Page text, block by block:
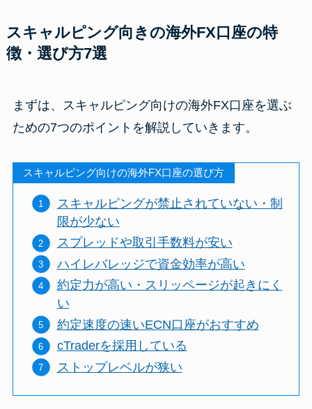
スキャルピング向きの海外FX口座の特
徴・選び方7選
まずは、スキャルピング向けの海外FX口座を選ぶ
ための7つのポイントを解説していきます。
スキャルピング向けの海外FX口座の選び方
スキャルピングが禁止されていない・制
限が少ない
スプレッドや取引手数料が安い
ハイレバレッジで資金効率が高い
約定力が高い・スリッページが起きにく
い
約定速度の速いECN口座がおすすめ
cTraderを採用している
ストップレベルが狭い